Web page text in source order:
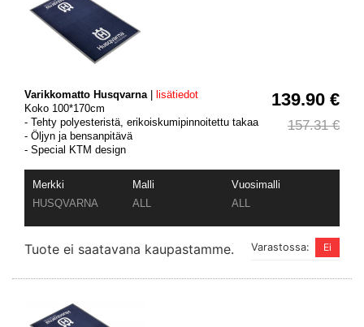
139.90 €
157.31 €
Varikkomatto Husqvarna|
lisätiedot
Koko 100*170cm
- Tehty polyesteristä, erikoiskumipinnoitettu takaa
- Öljyn ja bensanpitävä
- Special KTM design
Merkki Malli
Vuosimalli
HUSQVARNA
ALL ALL
Varastossa:
Tuote ei saatavana kaupastamme.